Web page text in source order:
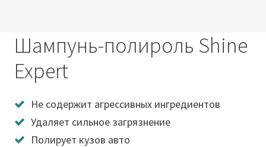
Шампунь-полироль Shine
Expert
Не содержит агрессивных ингредиентов
Удаляет сильное загрязнение
Полирует кузов авто